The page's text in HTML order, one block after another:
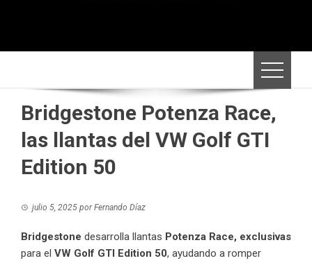
Bridgestone Potenza Race,
las llantas del VW Golf GTI
Edition 50
julio 5, 2025 porFernando Díaz
Bridgestone desarrolla llantas Potenza Race, exclusivas
para el VW Golf GTI Edition 50, ayudando a romper